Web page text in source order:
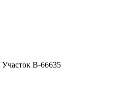
Участок В-66635